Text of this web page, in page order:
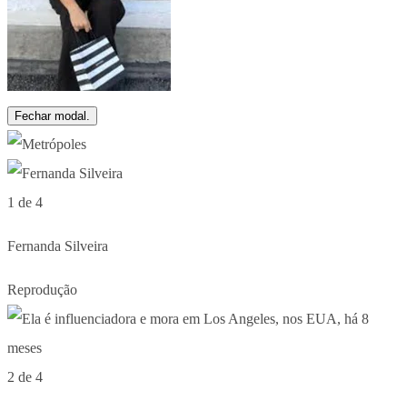
Fechar modal.
1 de 4
Fernanda Silveira
Reprodução
2 de 4